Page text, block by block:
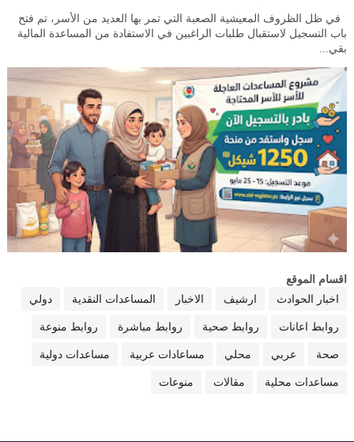
في ظل الظروف المعيشية الصعبة التي تمر بها العديد من الأسر، تم فتح
باب التسجيل لاستقبال طلبات الراغبين في الاستفادة من المساعدة المالية
بقي...
اقسام الموقع
اخبار الحوادث
ارشيف الاخبار المساعدات النقدية دولي
روابط اعانات روابط صحية روابط مباشرة روابط منوعة
صحة عربي محلي مساعادات عربية مساعدات دولية
مساعدات محلية مقالات منوعات